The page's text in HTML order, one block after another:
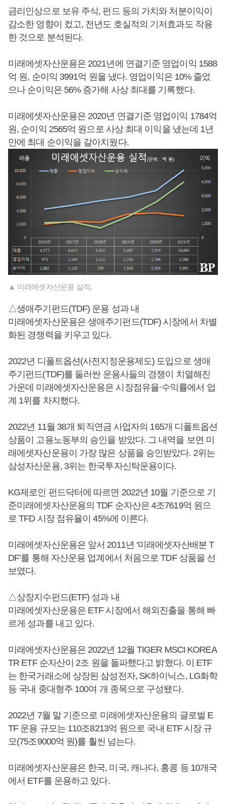
금리인상으로 보유 주식, 펀드 등의 가치와 처분이익이
감소한 영향이 컸고, 전년도 호실적의 기저효과도 작용
한 것으로 분석된다.
미래에셋자산운용은 2021년에 연결기준 영업이익 1588
억 원, 순이익 3991억 원을 냈다. 영업이익은 10% 줄었
으나 순이익은 56% 증가해 사상 최대를 기록했다.
미래에셋자산운용은 2020년 연결기준 영업이익 1784억
원, 순이익 2565억 원으로 사상 최대 이익을 냈는데 1년
만에 최대 순이익을 갈아치웠다.
▲ 미래에셋자산운용 실적.
△생애주기펀드(TDF) 운용 성과 내
미래에셋자산운용은 생애주기펀드(TDF) 시장에서 차별
화된 경쟁력을 키우고 있다.
2022년 디폴트옵션(사전지정운용제도) 도입으로 생애
주기펀드(TDF)를 둘러싼 운용사들의 경쟁이 치열해진
가운데 미래에셋자산운용은 시장점유율·수익률에서 업
계 1위를 차지했다.
2022년 11월 38개 퇴직연금 사업자의 165개 디폴트옵션
상품이 고용노동부의 승인을 받았다. 그 내역을 보면 미
래에셋자산운용이 가장 많은 상품을 승인받았다. 2위는
삼성자산운용, 3위는 한국투자신탁운용이다.
KG제로인 펀드닥터에 따르면 2022년 10월 기준으로 기
준미래에셋자산운용의 TDF 순자산은 4조7619억 원으
로 TFD 시장 점유율이 45%에 이른다.
미래에셋자산운용은 앞서 2011년 ‘미래에셋자산배분 T
DF’를 통해 자산운용 업계에서 처음으로 TDF 상품을 선
보였다.
△상장지수펀드(ETF) 성과 내
미래에셋자산운용은 ETF 시장에서 해외진출을 통해 빠
르게 성과를 내고 있다.
미래에셋자산운용은 2022년 12월 TIGER MSCI KOREA
TR ETF 순자산이 2조 원을 돌파했다고 밝혔다. 이 ETF
는 한국거래소에 상장된 삼성전자, SK하이닉스, LG화학
등 국내 중대형주 100여 개 종목으로 구성됐다.
2022년 7월 말 기준으로 미래에셋자산운용의 글로벌 E
TF 운용 규모는 110조8213억 원으로 국내 ETF 시장 규
모(75조9000억 원)를 훨씬 넘는다.
미래에셋자산운용은 한국, 미국, 캐나다, 홍콩 등 10개국
에서 ETF를 운용하고 있다.